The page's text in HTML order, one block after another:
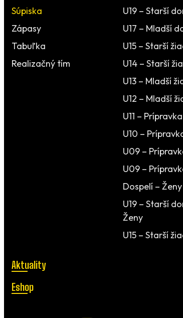
Súpiska
Zápasy
Tabuľka
Realizačný tím
U19 – Starší
U17 – Mladší
U15 – Starší
U14 – Starší
U13 – Mladší
U12 – Mladší
U11 – Prípravka
U10 –
U09 –
U09 –
Dospelí – Ženy
U19 – Starší
Ženy
U15 – Starší
Aktuality
Eshop